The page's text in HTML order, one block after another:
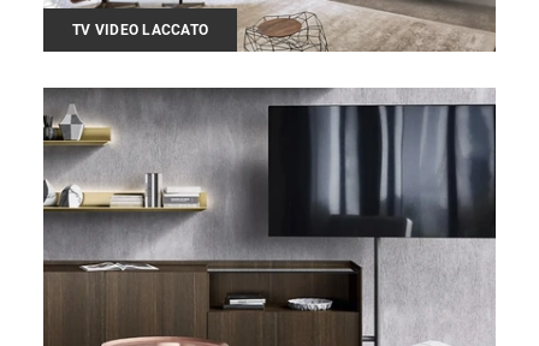
TV VIDEO LACCATO